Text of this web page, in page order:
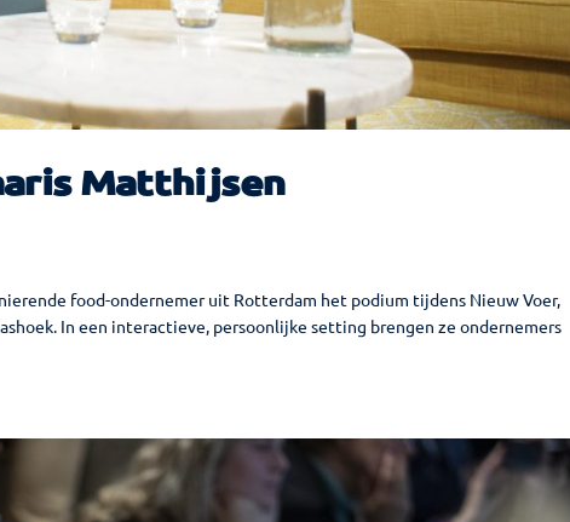
Matthijsen
food-ondernemer uit Rotterdam het podium tijdens Nieuw Voer,
In een interactieve, persoonlijke setting brengen ze ondernemers